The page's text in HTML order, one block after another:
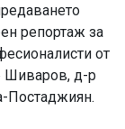
репортаж за
от
Шиваров, д-р
Постаджиян.